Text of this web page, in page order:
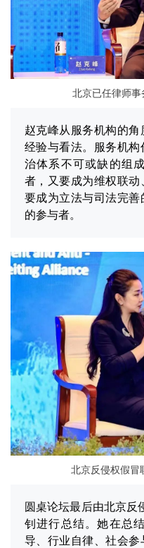
北京已任律师
赵克峰从服务机构的
经验与看法。服务机
治体系不可或缺的组
者，又要成为维权联
要成为立法与司法完善
的参与者。
北京反侵权假冒
圆桌论坛最后由北京反
钊进行总结。她在总
导、行业自律、社会